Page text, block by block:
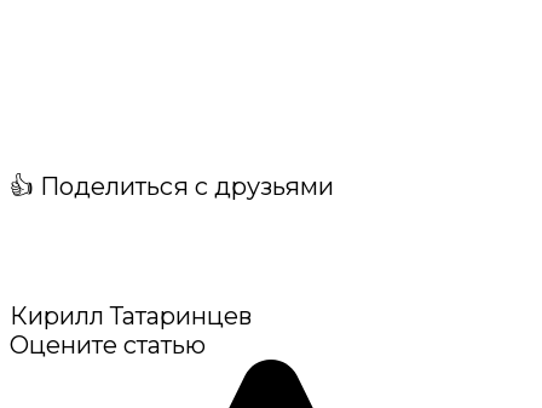
👍 Поделиться с друзьями
Кирилл Татаринцев
Оцените статью